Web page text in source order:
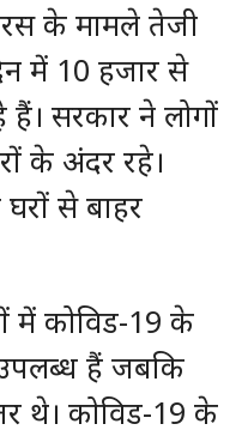
के मामले तेजी
में 10 हजार से
सरकार ने लोगों
के अंदर रहे।
से बाहर
में कोविड-19 के
हैं जबकि
थे। कोविड-19 के